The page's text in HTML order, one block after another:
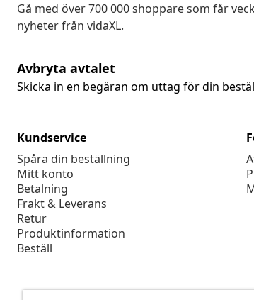
Gå med över 700 000 shoppare som får
nyheter från vidaXL.
Avbryta avtalet
Skicka in en begäran om uttag för din
Kundservice
Spåra din beställning
Mitt konto
Betalning
Frakt & Leverans
Retur
Produktinformation
Beställ